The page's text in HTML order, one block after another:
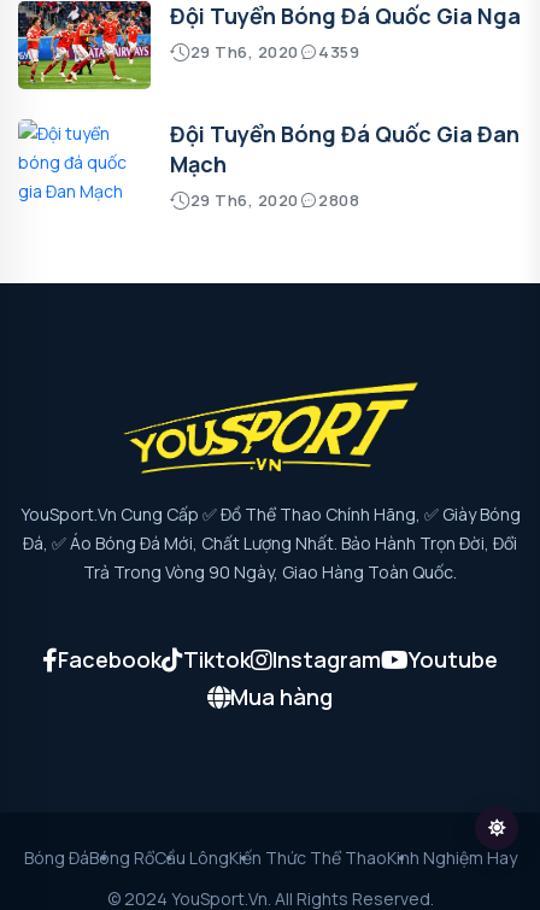
Đội Tuyển Bóng Đá Quốc Gia Nga
29 Th6, 2020 4359
Đội Tuyển Bóng Đá Quốc Gia Đan
Mạch
29 Th6, 2020 2808
YouSport.vn Cung Cấp ✅ Đồ Thể Thao Chính Hãng, ✅ Giày Bóng
Đá, ✅ Áo Bóng Đá Mới, Chất Lượng Nhất. Bảo Hành Trọn Đời, Đổi
Trả Trong Vòng 90 Ngày, Giao Hàng Toàn Quốc.
Facebook Tiktok Instagram
Youtube
Mua hàng
Bóng ĐáBóng RổCầu LôngKiến Thức Thể ThaoKinh Nghiệm Hay
© 2024 YouSport.vn. All Rights Reserved.